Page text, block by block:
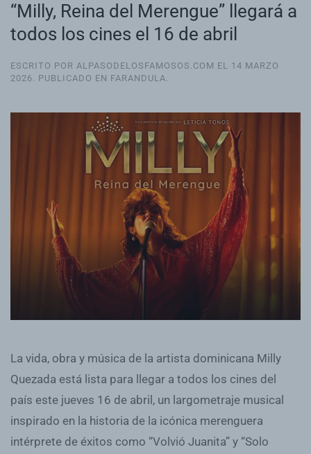
“Milly, Reina del Merengue” llegará a
todos los cines el 16 de abril
ESCRITO POR ALPASODELOSFAMOSOS.COM EL 14 MARZO
2026. PUBLICADO EN FARANDULA.
La vida, obra y música de la artista dominicana Milly
Quezada está lista para llegar a todos los cines del
país este jueves 16 de abril, un largometraje musical
inspirado en la historia de la icónica merenguera
intérprete de éxitos como “Volvió Juanita” y “Solo